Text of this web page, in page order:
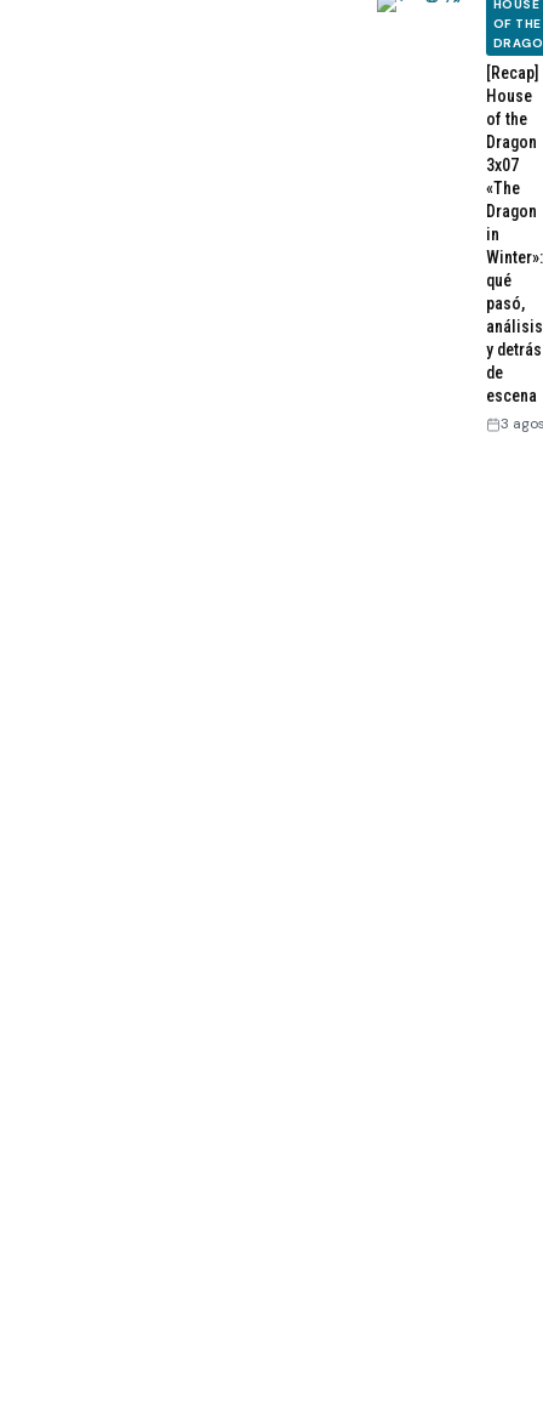
HOUSE
OF THE
[Recap]
House
of the
Dragon
3x07
«The
Dragon
in
Winter»:
qué
pasó,
análisis
y detrás
de
escena
3